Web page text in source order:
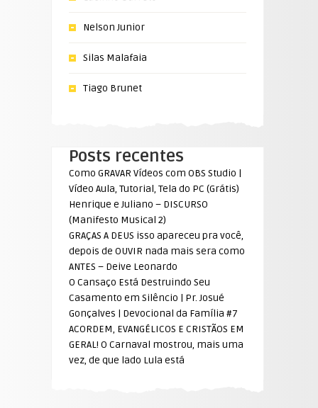
Nelson Junior
Silas Malafaia
Tiago Brunet
Posts recentes
Como GRAVAR Vídeos com OBS Studio |
Vídeo Aula, Tutorial, Tela do PC (Grátis)
Henrique e Juliano – DISCURSO
(Manifesto Musical 2)
GRAÇAS A DEUS isso apareceu pra você,
depois de OUVIR nada mais sera como
ANTES – Deive Leonardo
O Cansaço Está Destruindo Seu
Casamento em Silêncio | Pr. Josué
Gonçalves | Devocional da Família #7
ACORDEM, EVANGÉLICOS E CRISTÃOS EM
GERAL! O Carnaval mostrou, mais uma
vez, de que lado Lula está